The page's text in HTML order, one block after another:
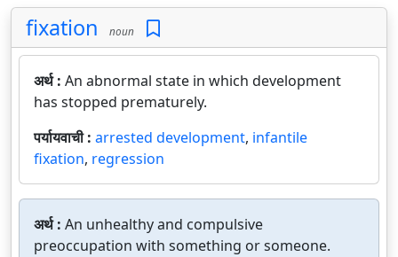
fixation noun
अर्थ : An abnormal state in which development
has stopped prematurely.
पर्यायवाची : arrested development, infantile
fixation, regression
अर्थ : An unhealthy and compulsive
preoccupation with something or someone.